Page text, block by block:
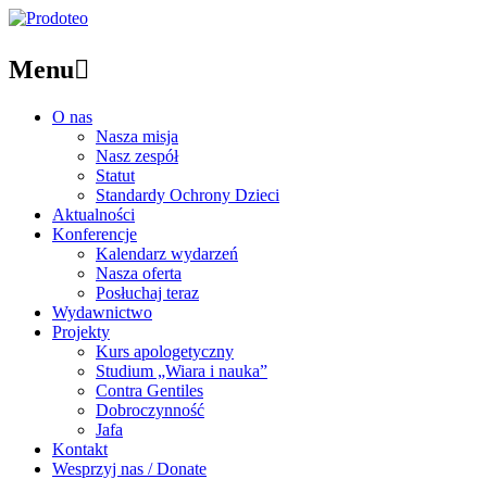
Menu
O nas
Nasza misja
Nasz zespół
Statut
Standardy Ochrony Dzieci
Aktualności
Konferencje
Kalendarz wydarzeń
Nasza oferta
Posłuchaj teraz
Wydawnictwo
Projekty
Kurs apologetyczny
Studium „Wiara i nauka”
Contra Gentiles
Dobroczynność
Jafa
Kontakt
Wesprzyj nas / Donate